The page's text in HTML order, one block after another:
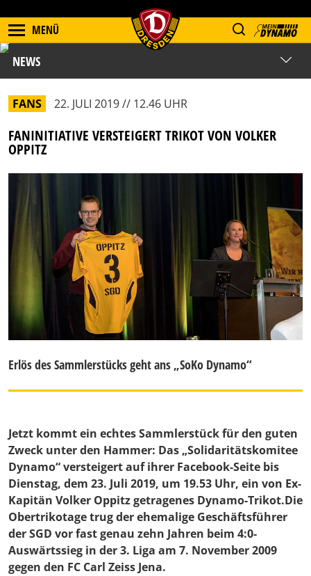
MENÜ
NEWS
FANS 22. JULI 2019 // 12.46 UHR
FANINITIATIVE VERSTEIGERT TRIKOT VON VOLKER
OPPITZ
Erlös des Sammlerstücks geht ans „SoKo Dynamo“
Jetzt kommt ein echtes Sammlerstück für den guten
Zweck unter den Hammer: Das „Solidaritätskomitee
Dynamo“ versteigert auf ihrer Facebook-Seite bis
Dienstag, dem 23. Juli 2019, um 19.53 Uhr, ein von Ex-
Kapitän Volker Oppitz getragenes Dynamo-Trikot.Die
Obertrikotage trug der ehemalige Geschäftsführer
der SGD vor fast genau zehn Jahren beim 4:0-
Auswärtssieg in der 3. Liga am 7. November 2009
gegen den FC Carl Zeiss Jena.